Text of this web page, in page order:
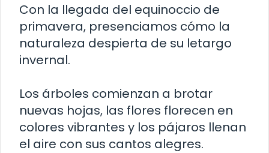
Con la llegada del equinoccio de
primavera, presenciamos cómo la
naturaleza despierta de su letargo
invernal.
Los árboles comienzan a brotar
nuevas hojas, las flores florecen en
colores vibrantes y los pájaros llenan
el aire con sus cantos alegres.